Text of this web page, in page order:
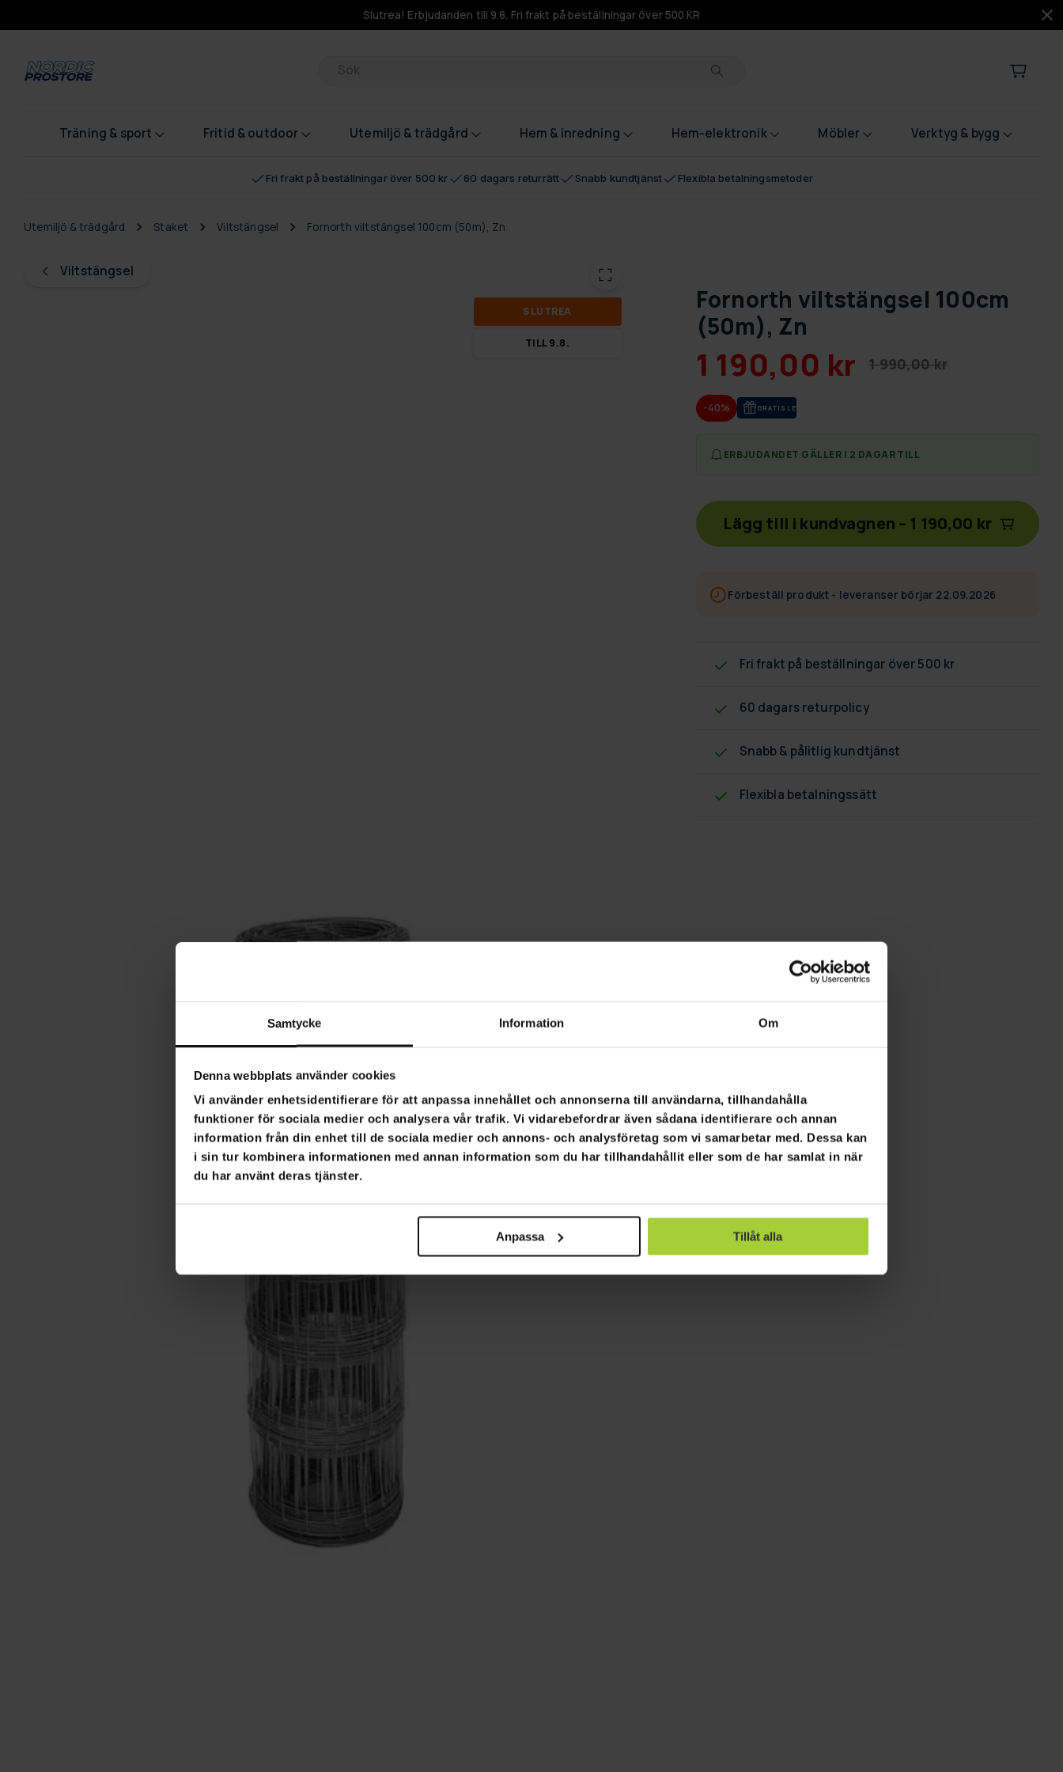
Samtycke Information Om
Denna webbplats använder cookies
Vi använder enhetsidentifierare för att anpassa innehållet och annonserna till användarna, tillhandahålla
funktioner för sociala medier och analysera vår trafik. Vi vidarebefordrar även sådana identifierare och annan
information från din enhet till de sociala medier och annons- och analysföretag som vi samarbetar med. Dessa kan
i sin tur kombinera informationen med annan information som du har tillhandahållit eller som de har samlat in när
du har använt deras tjänster.
Anpassa Tillåt alla
Slutrea! Erbjudanden till 9.8. Fri frakt på beställningar över 500 KR
Produkter
Träning & sport Fritid & outdoor Utemiljö & trädgård Hem & inredning Hem-elektronik Möbler Verktyg & bygg
Fri frakt på beställningar över 500 kr 60 dagars returrätt Snabb kundtjänst Flexibla betalningsmetoder
Viltstängsel
Utemiljö & trädgård Staket Viltstängsel Fornorth viltstängsel 100cm (50m), Zn
SLUT­REA
TILL 9.8.
Fornorth viltstängsel 100cm
(50m), Zn
1 190,00 kr 1 990,00 kr
-40% GRA­TIS LE­VE­RANS
ERBJUDANDET GÄLLER I 2 DAGAR TILL
Lägg till i kundvagnen – 1 190,00 kr
Förbeställ produkt - leveranser börjar 22.09.2026
Fri frakt på beställningar över 500 kr
60 dagars returpolicy
Snabb & pålitlig kundtjänst
Flexibla betalningssätt